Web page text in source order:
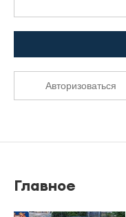
Авторизоваться
Главное